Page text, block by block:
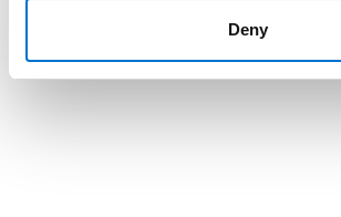
Deny
Constructions
traditionnelle sénégalaise
Une relecture